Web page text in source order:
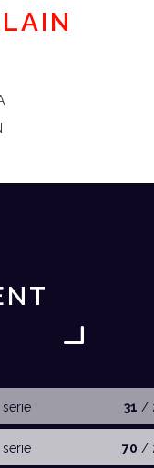
serie 31 /
serie 70 /